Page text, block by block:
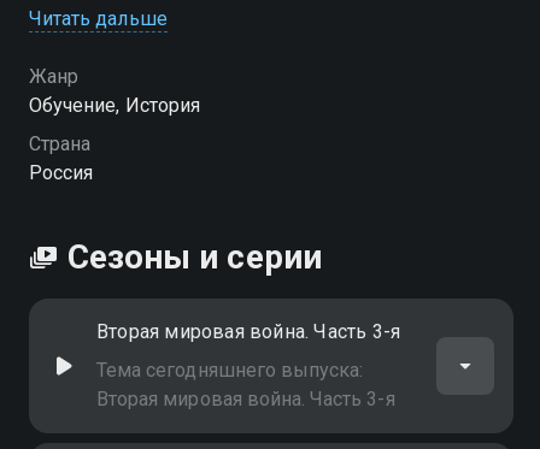
знания. Его задача - помочь подготовиться к зачету
Читать дальше
Жанр
Обучение, История
Страна
Россия
Сезоны и серии
Вторая мировая война. Часть 3-я
Тема сегодняшнего выпуска:
Вторая мировая война. Часть 3-я